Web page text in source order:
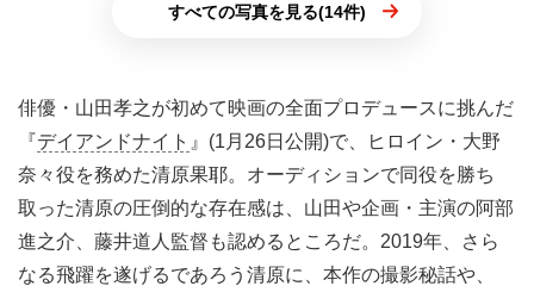
すべての写真を見る(14件)
俳優・山田孝之が初めて映画の全面プロデュースに挑んだ
『デイアンドナイト 』(1月26日公開)で、ヒロイン・大野
奈々役を務めた清原果耶。オーディションで同役を勝ち
取った清原の圧倒的な存在感は、山田や企画・主演の阿部
進之介、藤井道人監督も認めるところだ。2019年、さら
なる飛躍を遂げるであろう清原に、本作の撮影秘話や、